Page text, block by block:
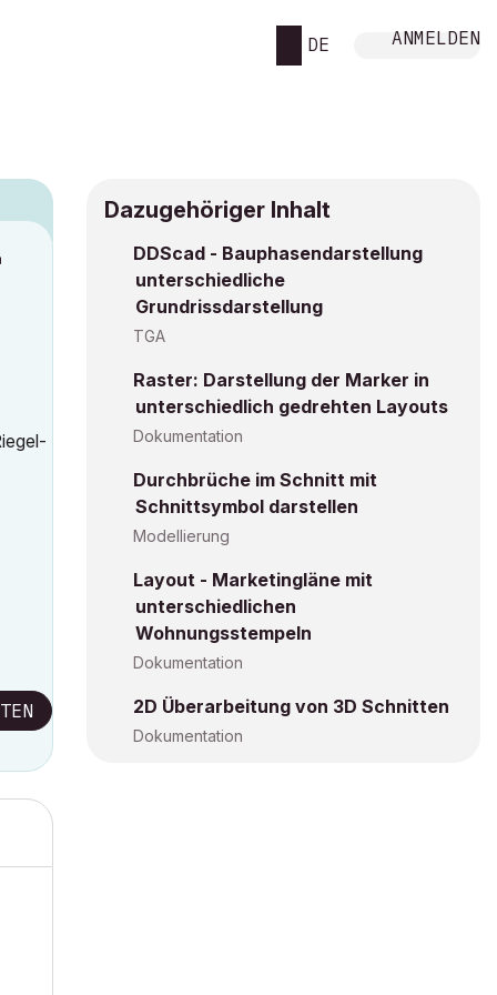
DE ANMELDEN
Dazugehöriger Inhalt
DDScad - Bauphasendarstellung
unterschiedliche
Grundrissdarstellung
TGA
Raster: Darstellung der Marker in
unterschiedlich gedrehten Layouts
Dokumentation
Durchbrüche im Schnitt mit
Schnittsymbol darstellen
Modellierung
Layout - Marketingläne mit
unterschiedlichen
Wohnungsstempeln
Dokumentation
2D Überarbeitung von 3D Schnitten
Dokumentation